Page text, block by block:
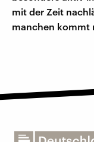
mit der Zeit
manchen kommt